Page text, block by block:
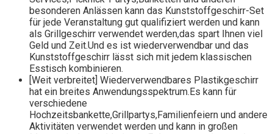
besonderen Anlässen kann das Kunststoffgeschirr-Set
für jede Veranstaltung gut qualifiziert werden und kann
als Grillgeschirr verwendet werden,das spart Ihnen viel
Geld und Zeit.Und es ist wiederverwendbar und das
Kunststoffgeschirr lässt sich mit jedem klassischen
Esstisch kombinieren.
[Weit verbreitet] Wiederverwendbares Plastikgeschirr
hat ein breites Anwendungsspektrum.Es kann für
verschiedene
Hochzeitsbankette,Grillpartys,Familienfeiern und andere
Aktivitäten verwendet werden und kann in großen